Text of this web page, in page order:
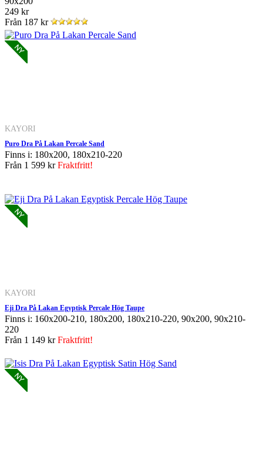
249 kr
Från 187 kr
KAYORI
Puro Dra På Lakan Percale Sand
Finns i: 180x200, 180x210-220
Från 1 599 krFraktfritt!
KAYORI
Eji Dra På Lakan Egyptisk Percale Hög Taupe
Finns i: 160x200-210, 180x200, 180x210-220, 90x200, 90x210-
220
Från 1 149 krFraktfritt!